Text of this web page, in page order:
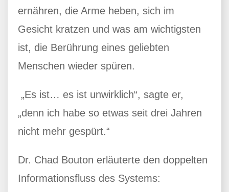
ernähren, die Arme heben, sich im
Gesicht kratzen und was am wichtigsten
ist, die Berührung eines geliebten
Menschen wieder spüren.
„Es ist… es ist unwirklich“, sagte er,
„denn ich habe so etwas seit drei Jahren
nicht mehr gespürt.“
Dr. Chad Bouton erläuterte den doppelten
Informationsfluss des Systems: